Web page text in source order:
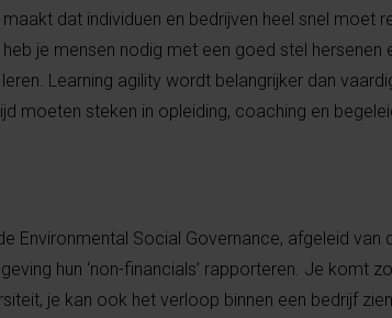
dat individuen en bedrijven heel snel moet
je mensen nodig met een goed stel hersenen
Learning agility wordt belangrijker dan
moeten steken in opleiding, coaching en
Environmental Social Governance, afgeleid van
hun ‘non-financials’ rapporteren. Je komt
je kan ook het verloop binnen een bedrijf